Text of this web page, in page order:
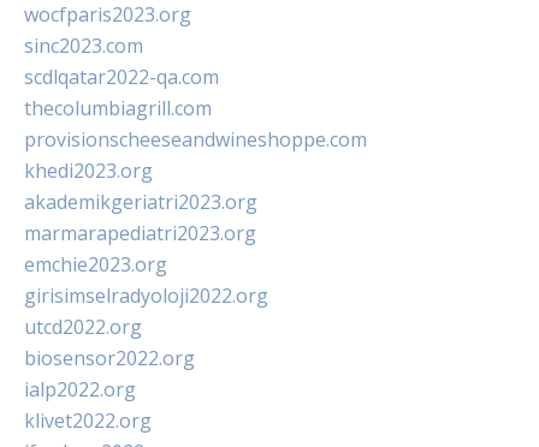
wocfparis2023.org
sinc2023.com
scdlqatar2022-qa.com
thecolumbiagrill.com
provisionscheeseandwineshoppe.com
khedi2023.org
akademikgeriatri2023.org
marmarapediatri2023.org
emchie2023.org
girisimselradyoloji2022.org
utcd2022.org
biosensor2022.org
ialp2022.org
klivet2022.org